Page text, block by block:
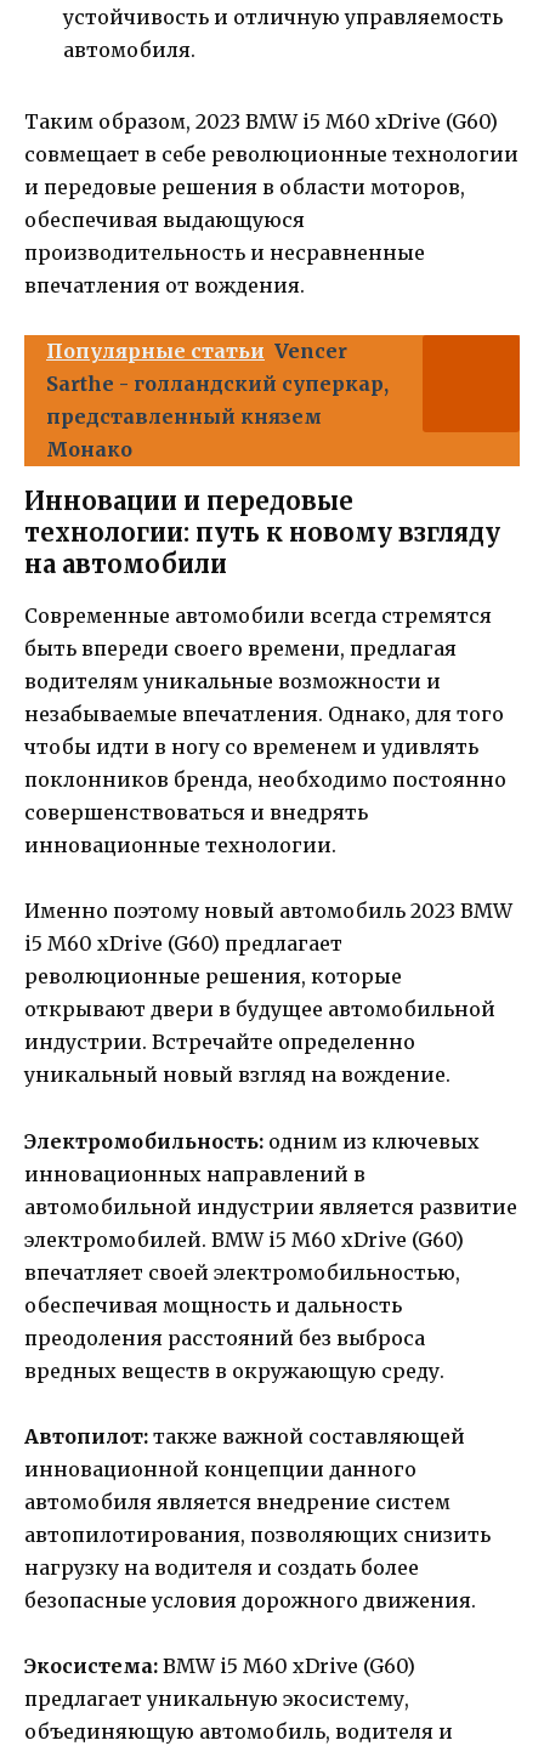
устойчивость и отличную управляемость
автомобиля.
Таким образом, 2023 BMW i5 M60 xDrive (G60)
совмещает в себе революционные технологии
и передовые решения в области моторов,
обеспечивая выдающуюся
производительность и несравненные
впечатления от вождения.
Популярные статьи Vencer
Sarthe - голландский суперкар,
представленный князем
Монако
Инновации и передовые
технологии: путь к новому взгляду
на автомобили
Современные автомобили всегда стремятся
быть впереди своего времени, предлагая
водителям уникальные возможности и
незабываемые впечатления. Однако, для того
чтобы идти в ногу со временем и удивлять
поклонников бренда, необходимо постоянно
совершенствоваться и внедрять
инновационные технологии.
Именно поэтому новый автомобиль 2023 BMW
i5 M60 xDrive (G60) предлагает
революционные решения, которые
открывают двери в будущее автомобильной
индустрии. Встречайте определенно
уникальный новый взгляд на вождение.
Электромобильность: одним из ключевых
инновационных направлений в
автомобильной индустрии является развитие
электромобилей. BMW i5 M60 xDrive (G60)
впечатляет своей электромобильностью,
обеспечивая мощность и дальность
преодоления расстояний без выброса
вредных веществ в окружающую среду.
Автопилот: также важной составляющей
инновационной концепции данного
автомобиля является внедрение систем
автопилотирования, позволяющих снизить
нагрузку на водителя и создать более
безопасные условия дорожного движения.
Экосистема: BMW i5 M60 xDrive (G60)
предлагает уникальную экосистему,
объединяющую автомобиль, водителя и